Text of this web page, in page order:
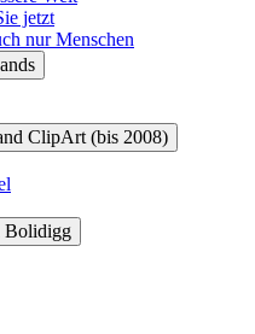
jetzt
nur Menschen
ClipArt (bis 2008)
Bolidigg